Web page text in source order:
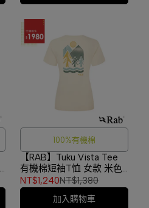
100%有機棉
【RAB】Tuku Vista Tee
有機棉短袖T恤 女款 米色
#QCC17
NT$1,240NT$1,380
加入購物車